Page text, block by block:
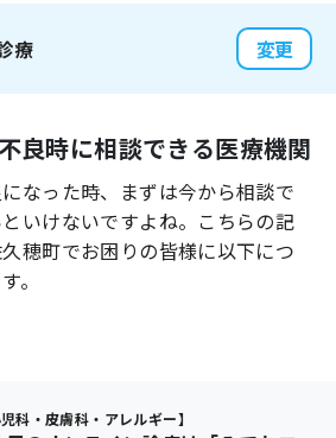
療 変更
良時に相談できる医療機関
なった時、まずは今から相談で
いけないですよね。こちらの記
穂町でお困りの皆様に以下につ
。
児科・皮膚科・アレルギー】